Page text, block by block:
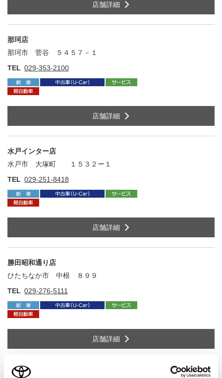
店舗詳細
那珂店
那珂市 菅谷 ５４５７－１
TEL 029-353-2100
店舗詳細
水戸インター店
水戸市 大塚町 １５３２ー１
TEL 029-251-8418
店舗詳細
勝田昭和通り店
ひたちなか市 中根 ８９９
TEL 029-276-5111
店舗詳細
勝田東石川店